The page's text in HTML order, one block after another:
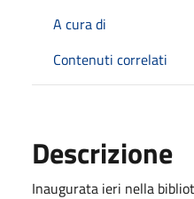
A cura di
Contenuti correlati
Descrizione
Inaugurata ieri nella